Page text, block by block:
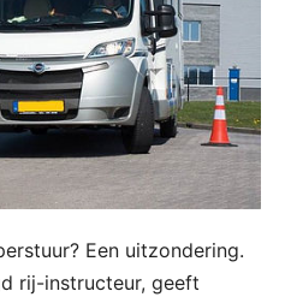
Een uitzondering.
rij-instructeur, geeft